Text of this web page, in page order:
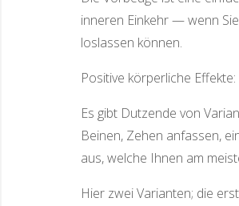
inneren Einkehr — wenn
loslassen können.
Positive körperliche
Es gibt Dutzende von
Beinen, Zehen anfassen,
aus, welche Ihnen am
Hier zwei Varianten; die